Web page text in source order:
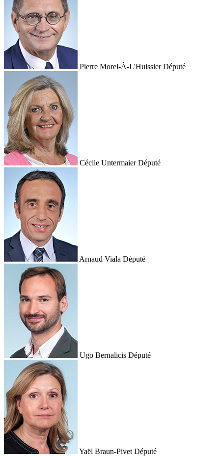
Pierre Morel-À-L'Huissier Député
Cécile Untermaier Député
Arnaud Viala Député
Ugo Bernalicis Député
Yaël Braun-Pivet Député